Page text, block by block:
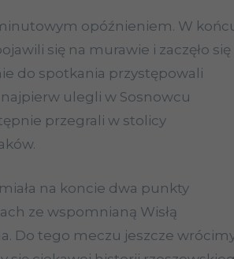
opóźnieniem. W
się na murawie i zaczęło się
do spotkania przystępowali
ulegli w Sosnowcu
przegrali w stolicy
na koncie dwa punkty
ze wspomnianą Wisłą
Do tego meczu jeszcze